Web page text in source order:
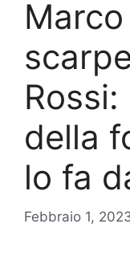
della
lo fa
Febbraio 1,